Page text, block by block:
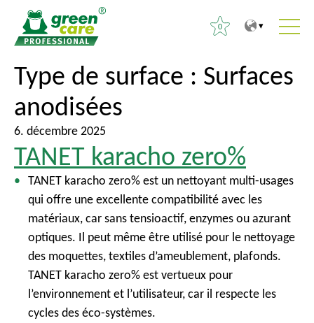
0
R
e
c
h
e
r
c
Type de surface : Surfaces
anodisées
6. décembre 2025
TANET karacho zero%
TANET karacho zero% est un nettoyant multi-usages
qui offre une excellente compatibilité avec les
matériaux, car sans tensioactif, enzymes ou azurant
optiques. Il peut même être utilisé pour le nettoyage
des moquettes, textiles d’ameublement, plafonds.
TANET karacho zero% est vertueux pour
l’environnement et l’utilisateur, car il respecte les
cycles des éco-systèmes.